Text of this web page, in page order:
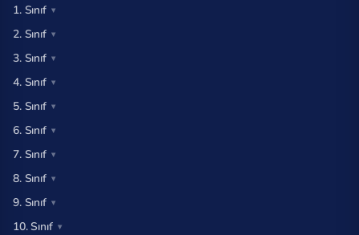
1. Sınıf
2. Sınıf
3. Sınıf
4. Sınıf
5. Sınıf
6. Sınıf
7. Sınıf
8. Sınıf
9. Sınıf
10. Sınıf